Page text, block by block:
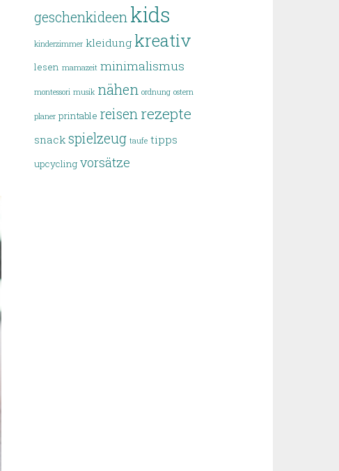
geschenkideen kids
kinderzimmer kleidung kreativ
lesen mamazeit minimalismus
montessori musik nähen ordnung ostern
planer printable reisen rezepte
snack spielzeug taufe tipps
upcycling vorsätze